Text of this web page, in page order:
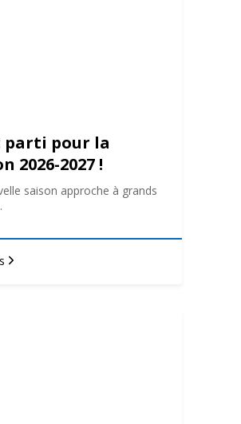
parti pour la
2026-2027 !
saison approche à grands